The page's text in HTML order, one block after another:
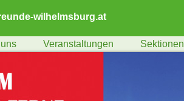
wilhelmsburg.at
Veranstaltungen Sektionen